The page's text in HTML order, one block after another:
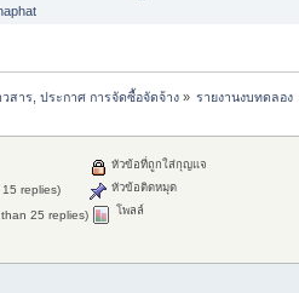
สาร, ประกาศ การจัดซื้อจัดจ้าง» รายงานงบทดลอง
replies)
25 replies)
หัวข้อที่ถูกใส่กุญแจ
หัวข้อติดหมุด
โพลล์